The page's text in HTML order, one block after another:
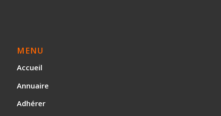
MENU
Accueil
Annuaire
Adhérer